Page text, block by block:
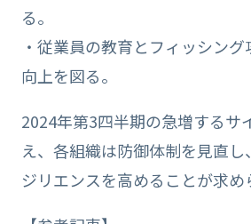
る。
・従業員の教育とフィッシン
向上を図る。
2024年第3四半期の急増するサ
え、各組織は防御体制を見直
ジリエンスを高めることが求め